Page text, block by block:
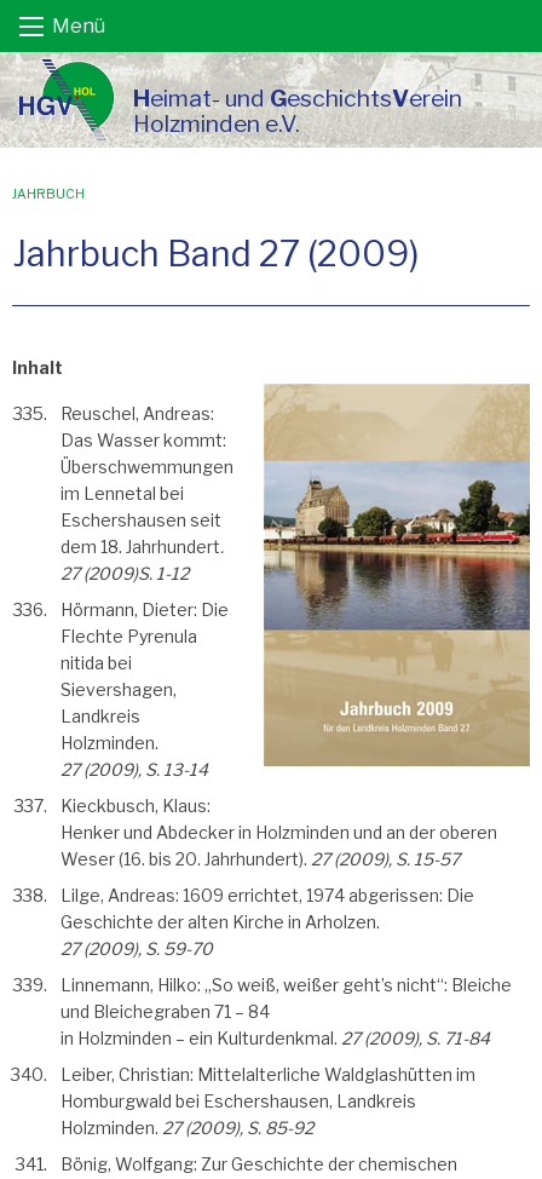
content
Menü
Heimat- undGeschichtsVerein
Holzminden e.V.
JAHRBUCH
Jahrbuch Band 27 (2009)
Inhalt
Reuschel, Andreas:
Das Wasser kommt:
Überschwemmungen
im Lennetal bei
Eschershausen seit
dem 18. Jahrhundert.
27 (2009)S. 1-12
Hörmann, Dieter: Die
Flechte Pyrenula
nitida bei
Sievershagen,
Landkreis
Holzminden.
27 (2009), S. 13-14
Kieckbusch, Klaus:
Henker und Abdecker in Holzminden und an der oberen
Weser (16. bis 20. Jahrhundert). 27 (2009), S. 15-57
Lilge, Andreas: 1609 errichtet, 1974 abgerissen: Die
Geschichte der alten Kirche in Arholzen.
27 (2009), S. 59-70
Linnemann, Hilko: „So weiß, weißer geht’s nicht“: Bleiche
und Bleichegraben 71 – 84
in Holzminden – ein Kulturdenkmal. 27 (2009), S. 71-84
Leiber, Christian: Mittelalterliche Waldglashütten im
Homburgwald bei Eschershausen, Landkreis
Holzminden. 27 (2009), S. 85-92
Bönig, Wolfgang: Zur Geschichte der chemischen